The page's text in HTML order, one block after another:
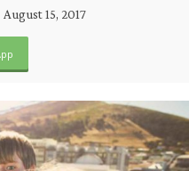
August 15, 2017